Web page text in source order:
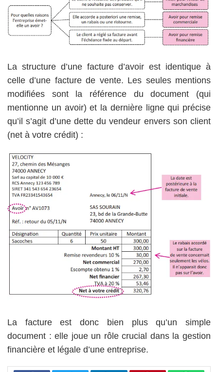
La structure d’une facture d’avoir est identique à
celle d’une facture de vente. Les seules mentions
modifiées sont la référence du document (qui
mentionne un avoir) et la dernière ligne qui précise
qu’il s’agit d’une dette du vendeur envers son client
(net à votre crédit) :
La facture est donc bien plus qu’un simple
document : elle joue un rôle crucial dans la gestion
financière et légale d’une entreprise.